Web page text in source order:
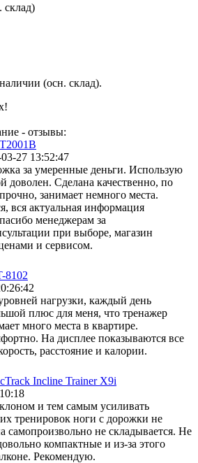
(осн. склад).
- отзывы:
27 13:52:47
за умеренные деньги. Использую
доволен. Сделана качественно, по
занимает немного места.
вся актуальная информация
менеджерам за
при выборе, магазин
и сервисом.
8102
нагрузки, каждый день
плюс для меня, что тренажер
много места в квартире.
На дисплее показываются все
расстояние и калории.
Incline Trainer X9i
и тем самым усиливать
тренировок ноги с дорожки не
самопроизвольно не складывается. Не
компактные и из-за этого
Рекомендую.